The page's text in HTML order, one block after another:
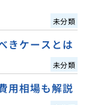
未分類
きケースとは
未分類
用相場も解説